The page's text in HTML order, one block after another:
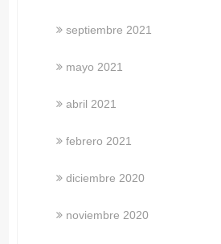
septiembre 2021
mayo 2021
abril 2021
febrero 2021
diciembre 2020
noviembre 2020